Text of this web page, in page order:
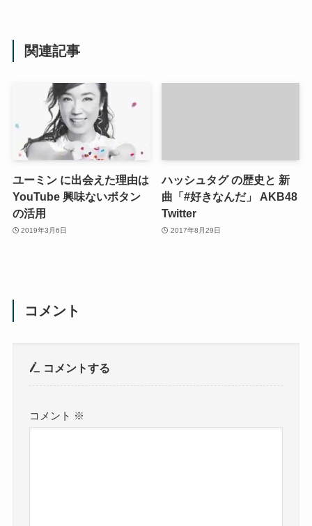
関連記事
ユーミン に出会えた理由は
YouTube 興味ないボタン
の活用
2019年3月6日
ハッシュタグ の歴史と 新
曲「#好きなんだ」 AKB48
Twitter
2017年8月29日
コメント
コメントする
コメント ※